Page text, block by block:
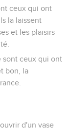
ceux qui ont
la laissent
et les plaisirs
sont ceux qui ont
bon, la
d'un vase